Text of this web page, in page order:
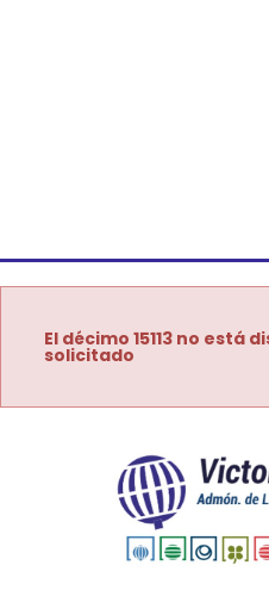
El décimo 15113 no está
solicitado